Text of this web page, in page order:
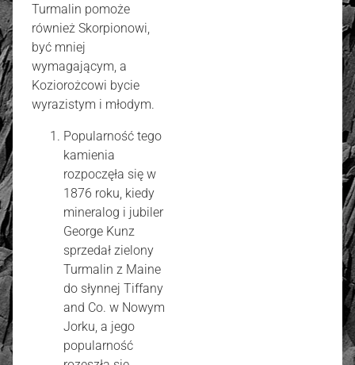
Turmalin pomoże
również Skorpionowi,
być mniej
wymagającym, a
Koziorożcowi bycie
wyrazistym i młodym.
Popularność tego
kamienia
rozpoczęła się w
1876 roku, kiedy
mineralog i jubiler
George Kunz
sprzedał zielony
Turmalin z Maine
do słynnej Tiffany
and Co. w Nowym
Jorku, a jego
popularność